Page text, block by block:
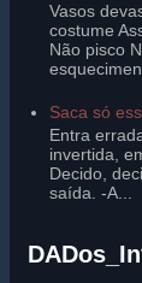
Vasos
costume
Não pisco
Saca só
Entra
invertida,
Decido,
saída. -A...